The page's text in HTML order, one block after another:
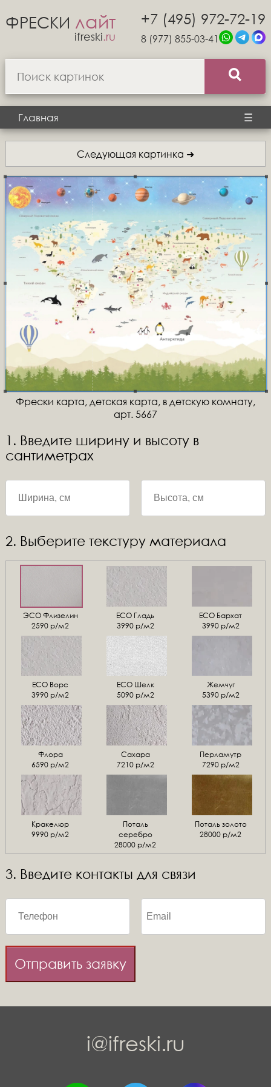
ФРЕСКИ лайт
ifreski.ru
+7 (495) 972-72-19
8 (977) 855-03-41
Главная ☰
Следующая картинка ➜
Фрески карта, детская карта, в детскую комнату,
арт. 5667
1. Введите ширину и высоту в
сантиметрах
2. Выберите текстуру материала
ЭСО Флизелин
2590 р/м2
ЕСО Гладь
3990 р/м2
ECO Бархат
3990 р/м2
ЕСО Ворс
3990 р/м2
ЕСО Шелк
5090 р/м2
Жемчуг
5390 р/м2
Флора
6590 р/м2
Сахара
7210 р/м2
Перламутр
7290 р/м2
Кракелюр
9990 р/м2
Поталь
серебро
28000 р/м2
Поталь золото
28000 р/м2
3. Введите контакты для связи
Отправить заявку
i@ifreski.ru